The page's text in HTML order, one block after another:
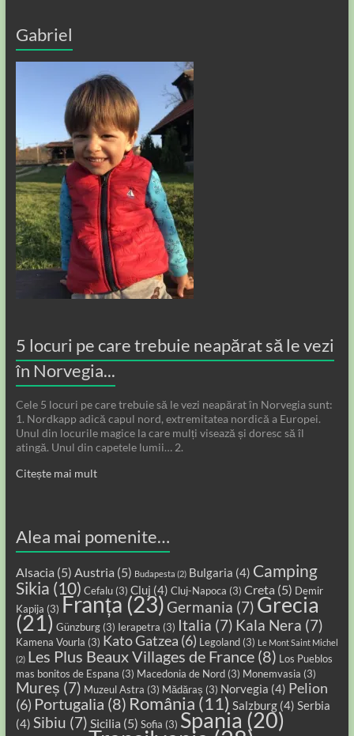
Gabriel
5 locuri pe care trebuie neapărat să le vezi
în Norvegia...
Cele 5 locuri pe care trebuie să le vezi neapărat în Norvegia sunt:
1. Nordkapp adică capul nord, extremitatea nordică a Europei.
Unul din locurile magice la care mulți visează și doresc să îl
atingă. Unul din capetele lumii… 2.
Citește mai mult
Alea mai pomenite…
Alsacia (5) Austria (5) Budapesta (2) Bulgaria (4) Camping
Sikia (10) Cefalu(3) Cluj (4) Cluj-Napoca (3) Creta (5) Demir
Kapija (3) Franța(23) Germania (7) Grecia
(21) Günzburg(3) Ierapetra (3) Italia (7) Kala Nera (7)
Kamena Vourla (3) Kato Gatzea (6) Legoland(3) Le Mont Saint Michel
(2) Les Plus Beaux Villages de France(8) Los Pueblos
mas bonitos de Espana (3) Macedonia de Nord(3) Monemvasia (3)
Mureș (7) Muzeul Astra (3) Mădăraș (3) Norvegia (4) Pelion
(6) Portugalia (8) România (11) Salzburg(4) Serbia
(4) Sibiu (7) Sicilia (5) Sofia (3) Spania (20)